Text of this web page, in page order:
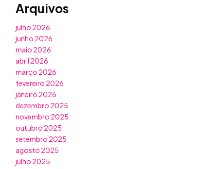
Arquivos
julho 2026
junho 2026
maio 2026
abril 2026
março 2026
fevereiro 2026
janeiro 2026
dezembro 2025
novembro 2025
outubro 2025
setembro 2025
agosto 2025
julho 2025